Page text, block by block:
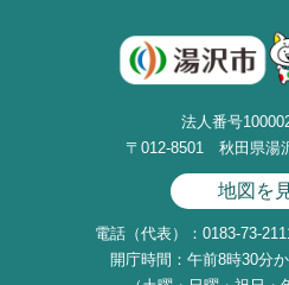
法人番号
〒012-8501 秋田県湯
地図を
電話（代表）：0183-73-
開庁時間：午前8時30分